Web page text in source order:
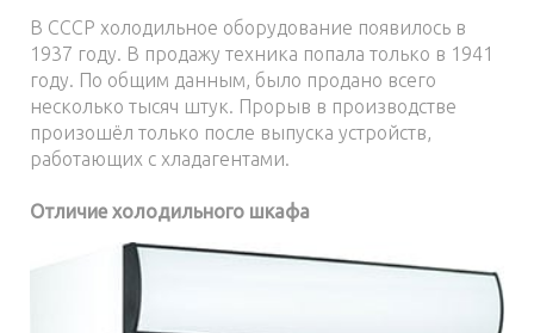
В СССР холодильное оборудование появилось в
1937 году. В продажу техника попала только в 1941
году. По общим данным, было продано всего
несколько тысяч штук. Прорыв в производстве
произошёл только после выпуска устройств,
работающих с хладагентами.
Отличие холодильного шкафа